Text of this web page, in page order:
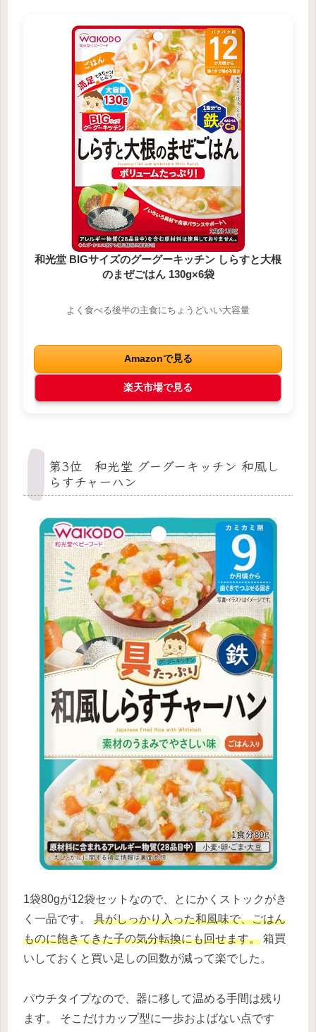
和光堂 BIGサイズのグーグーキッチン しらすと大根
のまぜごはん 130g×6袋
よく食べる後半の主食にちょうどいい大容量
Amazonで見る
楽天市場で見る
第3位 和光堂 グーグーキッチン 和風し
らすチャーハン
1袋80gが12袋セットなので、とにかくストックがき
く一品です。 具がしっかり入った和風味で、ごはん
ものに飽きてきた子の気分転換にも回せます。 箱買
いしておくと買い足しの回数が減って楽でした。
パウチタイプなので、器に移して温める手間は残り
ます。 そこだけカップ型に一歩およばない点です